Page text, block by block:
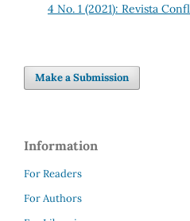
4 No. 1 (2021): Revista
Make a Submission
Information
For Readers
For Authors